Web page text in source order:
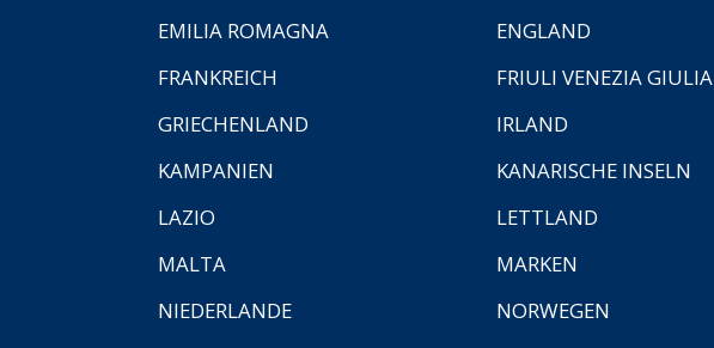
EMILIA ROMAGNA
ENGLAND
FRANKREICH
FRIULI VENEZIA GIULIA
GRIECHENLAND
IRLAND
KAMPANIEN
KANARISCHE INSELN
LAZIO
LETTLAND
MALTA
MARKEN
NIEDERLANDE
NORWEGEN